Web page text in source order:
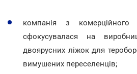
компанія з комерційного
сфокусувалася на
двоярусних ліжок для
вимушених переселенців;